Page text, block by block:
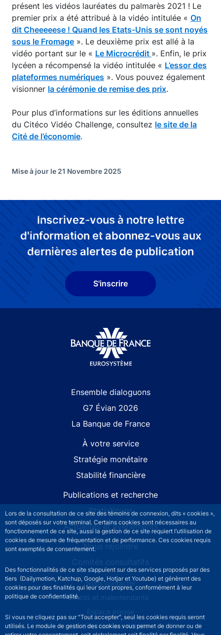
Lors de la consultation de ce site des témoins de connexion, dits « cookies »,
sont déposés sur votre terminal. Certains cookies sont nécessaires au
fonctionnement de ce site, aussi la gestion de ce site requiert l’utilisation de
cookies de mesure de fréquentation et de performance. Ces cookies requis
sont exemptés de consentement.
Des fonctionnalités de ce site s’appuient sur des services proposés par des
tiers (Dailymotion, Katchup, Google, Hotjar et Youtube) et génèrent des
cookies pour des finalités qui leur sont propres, conformément à leur
politique de confidentialité.
Si vous ne cliquez pas sur "Tout accepter", seul les cookies requis seront
utilisés. Le module de gestion des cookies vous permet de donner ou de
présent les vidéos lauréates du palmarès 2021 ! Le
premier prix a été attribué à la vidéo intitulée « On
dit Cheeeeese ! Quand les Etats-Unis se sont noyés
sous le Fromage ». Le deuxième prix est allé à la
vidéo portant sur le « Le Microcrédit ». Enfin, le prix
lycéen a récompensé la vidéo intitulée « L’essor des
plateformes numériques ». Vous pouvez également
visionner la cérémonie de remise des prix.
Pour plus d’informations sur les éditions annuelles
du Citéco Vidéo Challenge, consultez le site de la
Cité de l’économie.
Mise à jour le 21 Novembre 2025
Inscrivez-vous à notre lettre
d'information et abonnez-vous aux
dernières alertes de publication
S'inscrire
Ensemble dialoguons
G7 Évian 2026
La Banque de France
À votre service
Stratégie monétaire
Stabilité financière
Publications et recherche
Statistiques
Actualités et événements
Nous rejoindre
Comités consultatifs
Footer secondary menuNous contacter
Sourds et malentendants
Espace presse
La direction des Achats